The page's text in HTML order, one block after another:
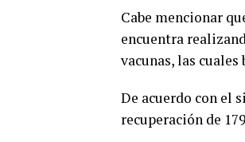
Cabe mencionar
encuentra
vacunas, las
De acuerdo con el
recuperación de